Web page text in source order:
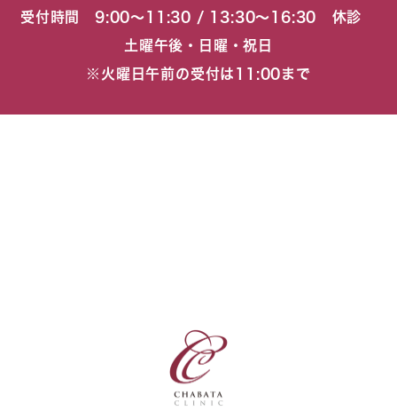
受付時間 9:00〜11:30 / 13:30〜16:30 休診
土曜午後・日曜・祝日
※火曜日午前の受付は11:00まで